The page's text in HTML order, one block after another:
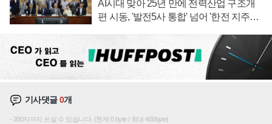
AI시대 맞아 25년 만에 전력산업 구조개
편 시동, '발전5사 통합' 넘어 '한전 지주사'
기사댓글0개
200자까지 쓰실 수 있습니다. (현재 0 byte / 최대 400byte)